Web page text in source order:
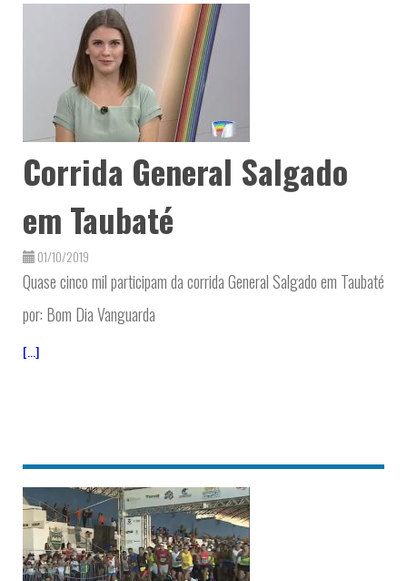
Corrida General Salgado
em Taubaté
01/10/2019
Quase cinco mil participam da corrida General Salgado em Taubaté
por: Bom Dia Vanguarda
[...]